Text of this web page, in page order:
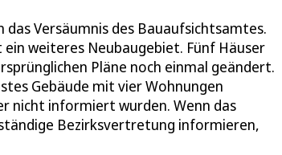
Versäumnis des Bauaufsichtsamtes.
weiteres Neubaugebiet. Fünf Häuser
Pläne noch einmal geändert.
Gebäude mit vier Wohnungen
nicht informiert wurden. Wenn das
Bezirksvertretung informieren,